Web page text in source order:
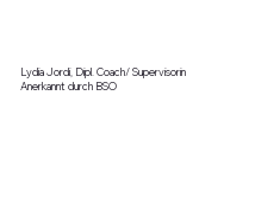
Lydia Jordi, Dipl. Coach/ Supervisorin
Anerkannt durch BSO